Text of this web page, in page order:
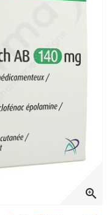
zoom_in